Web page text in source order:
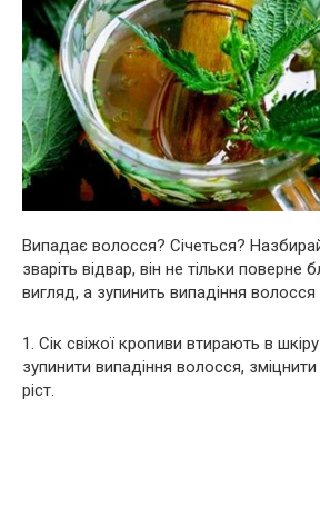
Випадає волосся? Січеться?
зваріть відвар, він не тільки поверне
вигляд, а зупинить випадіння волосся
1. Сік свіжої кропиви втирають в
зупинити випадіння волосся,
ріст.